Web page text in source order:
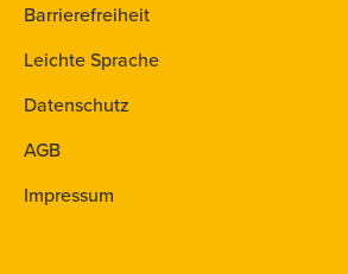
Barrierefreiheit
Leichte Sprache
Datenschutz
AGB
Impressum